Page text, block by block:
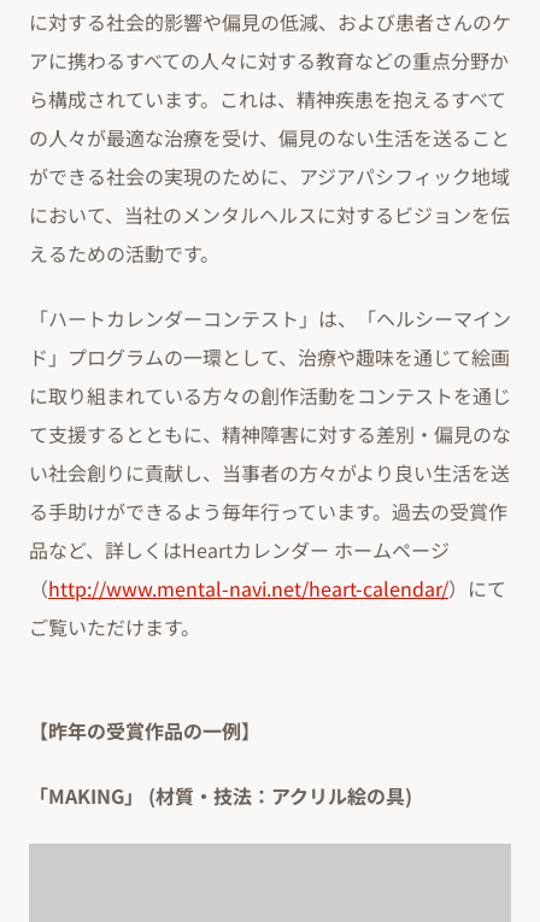
に対する社会的影響や偏見の低減、および患者さんのケ
アに携わるすべての人々に対する教育などの重点分野か
ら構成されています。これは、精神疾患を抱えるすべて
の人々が最適な治療を受け、偏見のない生活を送ること
ができる社会の実現のために、アジアパシフィック地域
において、当社のメンタルヘルスに対するビジョンを伝
えるための活動です。
「ハートカレンダーコンテスト」は、「ヘルシーマイン
ド」プログラムの一環として、治療や趣味を通じて絵画
に取り組まれている方々の創作活動をコンテストを通じ
て支援するとともに、精神障害に対する差別・偏見のな
い社会創りに貢献し、当事者の方々がより良い生活を送
る手助けができるよう毎年行っています。過去の受賞作
品など、詳しくはHeartカレンダー ホームページ
（http://www.mental-navi.net/heart-calendar/）にて
ご覧いただけます。
【昨年の受賞作品の一例】
「MAKING」 (材質・技法：アクリル絵の具)